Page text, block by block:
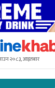
२०८३, आइतबार